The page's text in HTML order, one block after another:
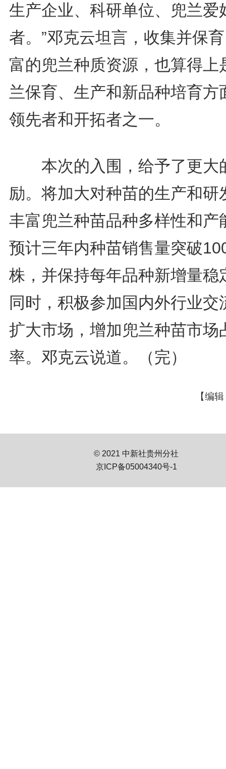
生产企业、科研单位、兜兰爱
者。”邓克云坦言，收集并保
富的兜兰种质资源，也算得上
兰保育、生产和新品种培育方
领先者和开拓者之一。
本次的入围，给予了更大
励。将加大对种苗的生产和研
丰富兜兰种苗品种多样性和产
预计三年内种苗销售量突破
株，并保持每年品种新增量稳
同时，积极参加国内外行业交
扩大市场，增加兜兰种苗市场
率。邓克云说道。（完）
【编
© 2021 中新社贵州分社
京ICP备05004340号-1